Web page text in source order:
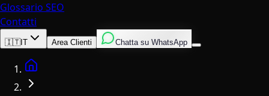
Glossario SEO
Contatti
IngleseItalianoSpagnolo
🇮🇹IT Area Clienti Chatta su WhatsApp